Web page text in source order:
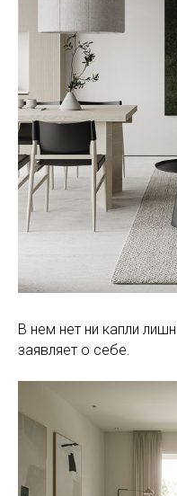
В нем нет ни капли
заявляет о себе.